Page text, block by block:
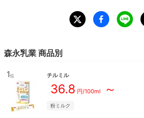
森永乳業 商品別
1位 チルミル
36.8 円/100ml ～
粉ミルク